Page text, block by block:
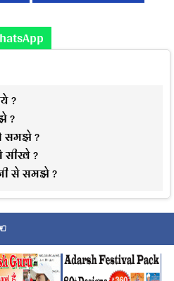
?
?
समझे ?
सीखे ?
से समझे ?